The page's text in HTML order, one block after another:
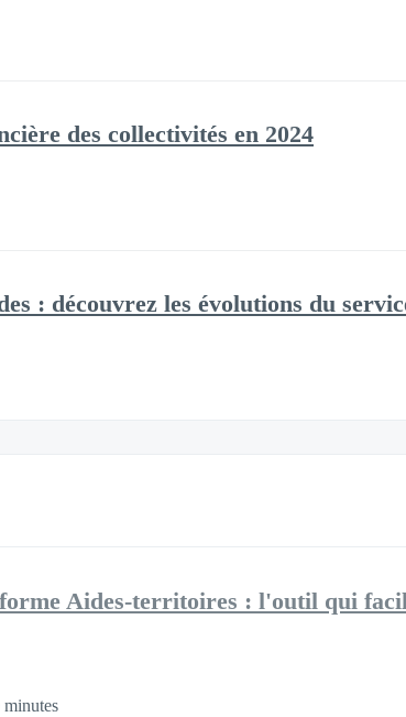
des collectivités en 2024
: découvrez les évolutions du
Aides-territoires : l'outil qui